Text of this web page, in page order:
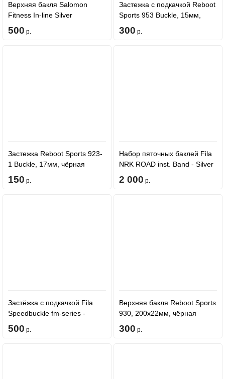
Верхняя бакля Salomon
Fitness In-line Silver
500 р.
Застежка с подкачкой Reboot
Sports 953 Buckle, 15мм,
чёрная
300 р.
Застежка Reboot Sports 923-
1 Buckle, 17мм, чёрная
150 р.
Набор пяточных баклей Fila
NRK ROAD inst. Band - Silver
2 000 р.
Застёжка с подкачкой Fila
Speedbuckle fm-series -
Black/Silver
500 р.
Верхняя бакля Reboot Sports
930, 200x22мм, чёрная
300 р.